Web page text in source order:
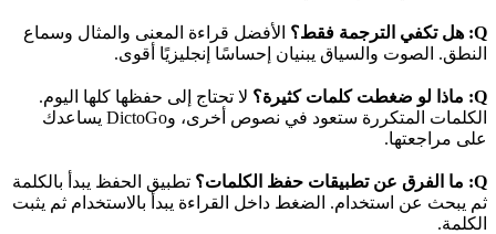
Q: هل تكفي الترجمة فقط؟
الأفضل قراءة المعنى والمثال وسماع
النطق. الصوت والسياق يبنيان إحساسًا إنجليزيًا أقوى.
Q: ماذا لو ضغطت كلمات كثيرة؟
لا تحتاج إلى حفظها كلها اليوم.
الكلمات المتكررة ستعود في نصوص أخرى، وDictoGo يساعدك
على مراجعتها.
Q: ما الفرق عن تطبيقات حفظ الكلمات؟
تطبيق الحفظ يبدأ بالكلمة
ثم يبحث عن استخدام. الضغط داخل القراءة يبدأ بالاستخدام ثم يثبت
الكلمة.